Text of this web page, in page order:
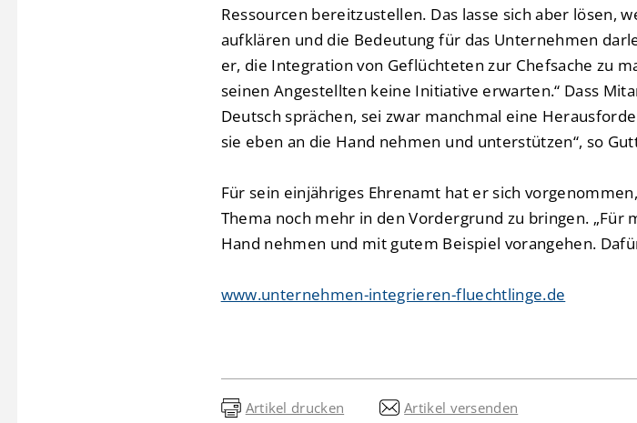
Ressourcen bereitzustellen. Das lasse sich aber lösen,
aufklären und die Bedeutung für das Unternehmen
er, die Integration von Geflüchteten zur Chefsache zu
seinen Angestellten keine Initiative erwarten.“ Dass
Deutsch sprächen, sei zwar manchmal eine
sie eben an die Hand nehmen und unterstützen“, so
Für sein einjähriges Ehrenamt hat er sich
Thema noch mehr in den Vordergrund zu bringen. „Für
Hand nehmen und mit gutem Beispiel vorangehen.
www.unternehmen-integrieren-fluechtlinge.de
Artikel drucken Artikel versenden